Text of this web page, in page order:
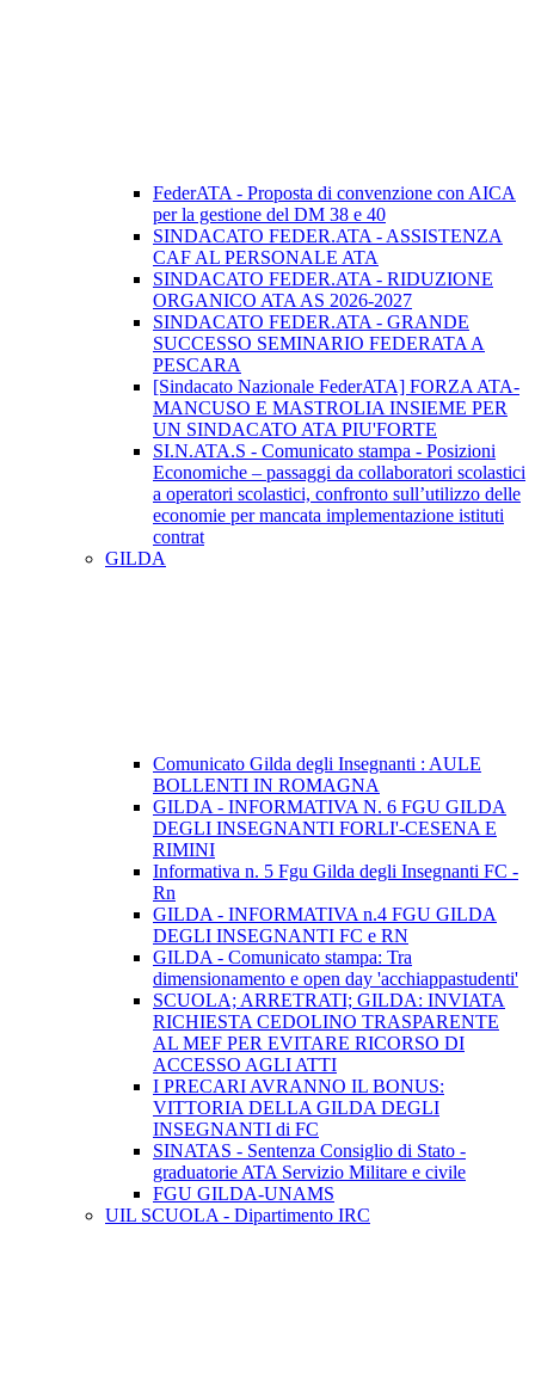
FederATA - Proposta di convenzione con AICA
per la gestione del DM 38 e 40
SINDACATO FEDER.ATA - ASSISTENZA
CAF AL PERSONALE ATA
SINDACATO FEDER.ATA - RIDUZIONE
ORGANICO ATA AS 2026-2027
SINDACATO FEDER.ATA - GRANDE
SUCCESSO SEMINARIO FEDERATA A
PESCARA
[Sindacato Nazionale FederATA] FORZA ATA-
MANCUSO E MASTROLIA INSIEME PER
UN SINDACATO ATA PIU'FORTE
SI.N.ATA.S - Comunicato stampa - Posizioni
Economiche – passaggi da collaboratori scolastici
a operatori scolastici, confronto sull’utilizzo delle
economie per mancata implementazione istituti
contrat
GILDA
Comunicato Gilda degli Insegnanti : AULE
BOLLENTI IN ROMAGNA
GILDA - INFORMATIVA N. 6 FGU GILDA
DEGLI INSEGNANTI FORLI'-CESENA E
RIMINI
Informativa n. 5 Fgu Gilda degli Insegnanti FC -
Rn
GILDA - INFORMATIVA n.4 FGU GILDA
DEGLI INSEGNANTI FC e RN
GILDA - Comunicato stampa: Tra
dimensionamento e open day 'acchiappastudenti'
SCUOLA; ARRETRATI; GILDA: INVIATA
RICHIESTA CEDOLINO TRASPARENTE
AL MEF PER EVITARE RICORSO DI
ACCESSO AGLI ATTI
I PRECARI AVRANNO IL BONUS:
VITTORIA DELLA GILDA DEGLI
INSEGNANTI di FC
SINATAS - Sentenza Consiglio di Stato -
graduatorie ATA Servizio Militare e civile
FGU GILDA-UNAMS
UIL SCUOLA - Dipartimento IRC